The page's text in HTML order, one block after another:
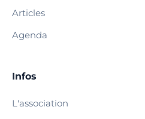
Articles
Agenda
Infos
L'association